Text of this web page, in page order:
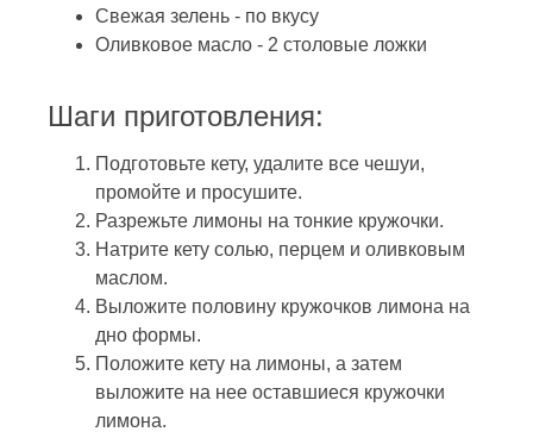
Свежая зелень - по вкусу
Оливковое масло - 2 столовые ложки
Шаги приготовления:
Подготовьте кету, удалите все чешуи,
промойте и просушите.
Разрежьте лимоны на тонкие кружочки.
Натрите кету солью, перцем и оливковым
маслом.
Выложите половину кружочков лимона на
дно формы.
Положите кету на лимоны, а затем
выложите на нее оставшиеся кружочки
лимона.